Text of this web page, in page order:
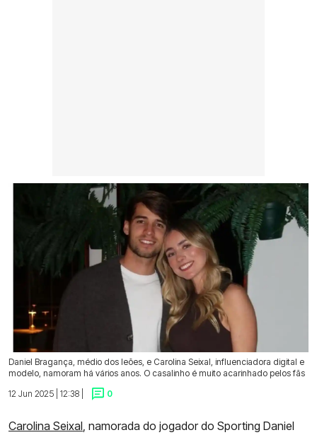
Daniel Bragança, médio dos leões, e Carolina Seixal, influenciadora digital e
modelo, namoram há vários anos. O casalinho é muito acarinhado pelos fãs
12 Jun 2025 | 12:38 |
0
Carolina Seixal, namorada do jogador do Sporting Daniel